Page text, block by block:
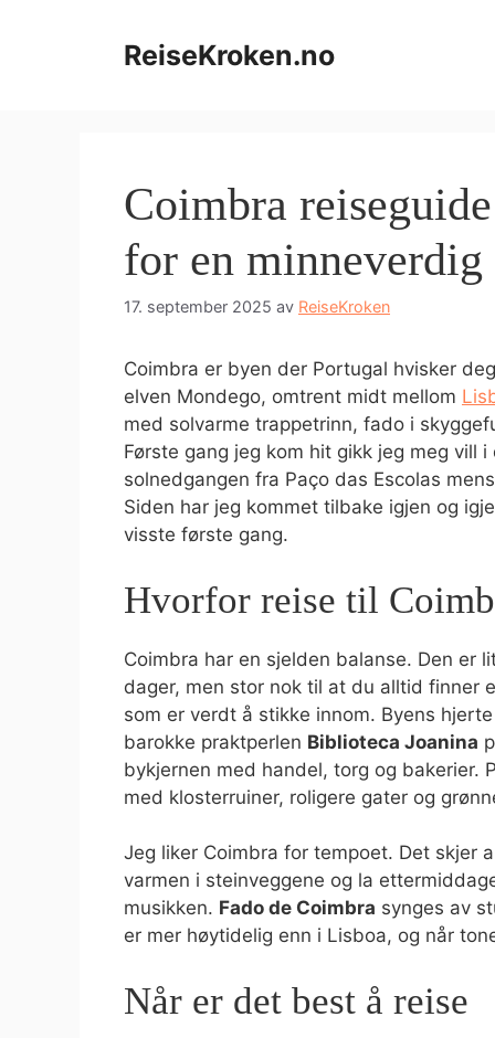
ReiseKroken.no
Coimbra
for en minneverdig
17. september 2025 av ReiseKroken
Coimbra er byen der Portugal hvisker
elven Mondego, omtrent midt mellom
med solvarme trappetrinn, fado i
Første gang jeg kom hit gikk jeg meg vill
solnedgangen fra Paço das Escolas
Siden har jeg kommet tilbake igjen og
visste første gang.
Hvorfor reise til
Coimbra har en sjelden balanse. Den er
dager, men stor nok til at du alltid finner
som er verdt å stikke innom. Byens
barokke praktperlen Biblioteca Joanina
bykjernen med handel, torg og bakerier.
med klosterruiner, roligere gater og
Jeg liker Coimbra for tempoet. Det skjer
varmen i steinveggene og la
musikken. Fado de Coimbra synges av
er mer høytidelig enn i Lisboa, og når
Når er det best å reise